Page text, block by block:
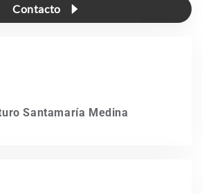
Contacto
Santamaría Medina